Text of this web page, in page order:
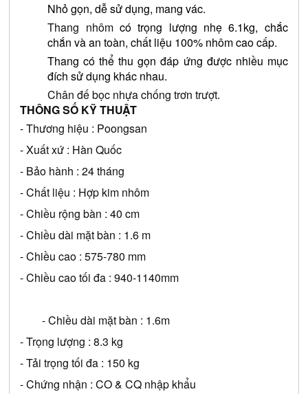
Nhỏ gọn, dễ sử dụng, mang vác.
Thang nhôm có trọng lượng nhẹ 6.1kg, chắc
chắn và an toàn, chất liệu 100% nhôm cao cấp.
Thang có thể thu gọn đáp ứng được nhiều mục
đích sử dụng khác nhau.
Chân đế bọc nhựa chống trơn trượt.
THÔNG SỐ KỸ THUẬT
- Thương hiệu : Poongsan
- Xuất xứ : Hàn Quốc
- Bảo hành : 24 tháng
- Chất liệu : Hợp kim nhôm
- Chiều rộng bàn : 40 cm
- Chiều dài mặt bàn : 1.6 m
- Chiều cao : 575-780 mm
- Chiều cao tối đa : 940-1140mm
	- Chiều dài mặt bàn : 1.6m
- Trọng lượng : 8.3 kg
- Tải trọng tối đa : 150 kg
- Chứng nhận : CO & CQ nhập khẩu